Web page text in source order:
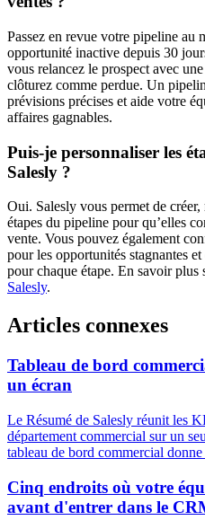
Passez en revue votre pipeline au
opportunité inactive depuis 30
vous relancez le prospect avec
clôturez comme perdue. Un
prévisions précises et aide votre
affaires gagnables.
Puis-je personnaliser les
Salesly ?
Oui. Salesly vous permet de
étapes du pipeline pour qu’elles
vente. Vous pouvez également
pour les opportunités stagnantes
pour chaque étape. En savoir plus
Salesly.
Articles connexes
Tableau de bord
un écran
Le Résumé de Salesly réunit les
département commercial sur un
tableau de bord commercial
Cinq endroits où votre
avant d'entrer dans le